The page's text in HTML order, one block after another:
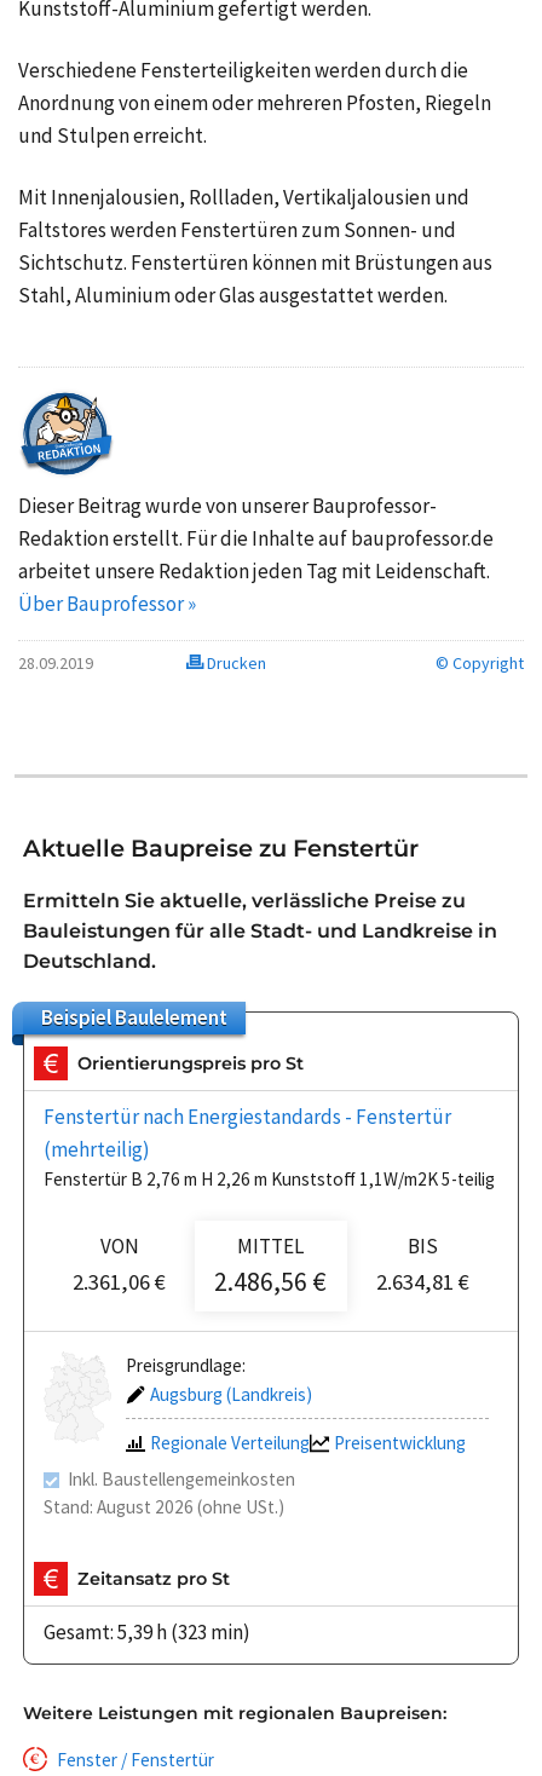
Kunststoff-Aluminium gefertigt werden.
Verschiedene Fensterteiligkeiten werden durch die
Anordnung von einem oder mehreren Pfosten, Riegeln
und Stulpen erreicht.
Mit Innenjalousien, Rollladen, Vertikaljalousien und
Faltstores werden Fenstertüren zum Sonnen- und
Sichtschutz. Fenstertüren können mit Brüstungen aus
Stahl, Aluminium oder Glas ausgestattet werden.
Dieser Beitrag wurde von unserer Bauprofessor-
Redaktion erstellt. Für die Inhalte auf bauprofessor.de
arbeitet unsere Redaktion jeden Tag mit Leidenschaft.
Über Bauprofessor »
28.09.2019 Drucken © Copyright
Aktuelle Baupreise zu Fenstertür
Ermitteln Sie aktuelle, verlässliche Preise zu
Bauleistungen für alle Stadt- und Landkreise in
Deutschland.
BeispielBaulelement
Orientierungspreis pro St
Fenstertür nach Energiestandards - Fenstertür
(mehrteilig)
Fenstertür B 2,76 m H 2,26 m Kunststoff 1,1W/m2K 5-teilig
VON
2.361,06 €
MITTEL
2.486,56 €
BIS
2.634,81 €
Preisgrundlage:
Augsburg (Landkreis)
Regionale Verteilung
Preisentwicklung
Inkl. Baustellengemeinkosten
Stand: August 2026 (ohne USt.)
Zeitansatz pro St
Gesamt: 5,39 h (323 min)
Weitere Leistungen mit regionalen Baupreisen:
Fenster / Fenstertür